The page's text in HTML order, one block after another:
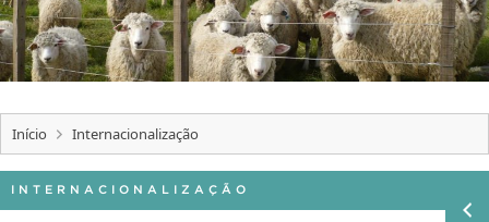
EDITAIS
INTERNACIONAL
OUVIDORIA
PORTARIAS
TELEFONES
Início Internacionalização
INTERNACIONALIZAÇÃO